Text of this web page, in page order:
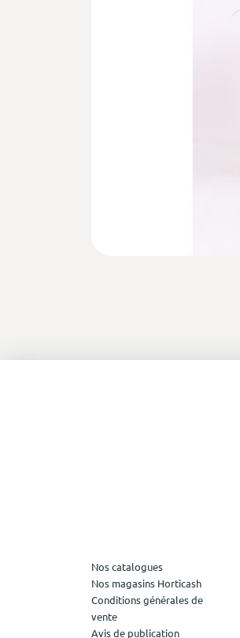
Nos catalogues
Nos magasins Horticash
Conditions générales de
vente
Avis de publication